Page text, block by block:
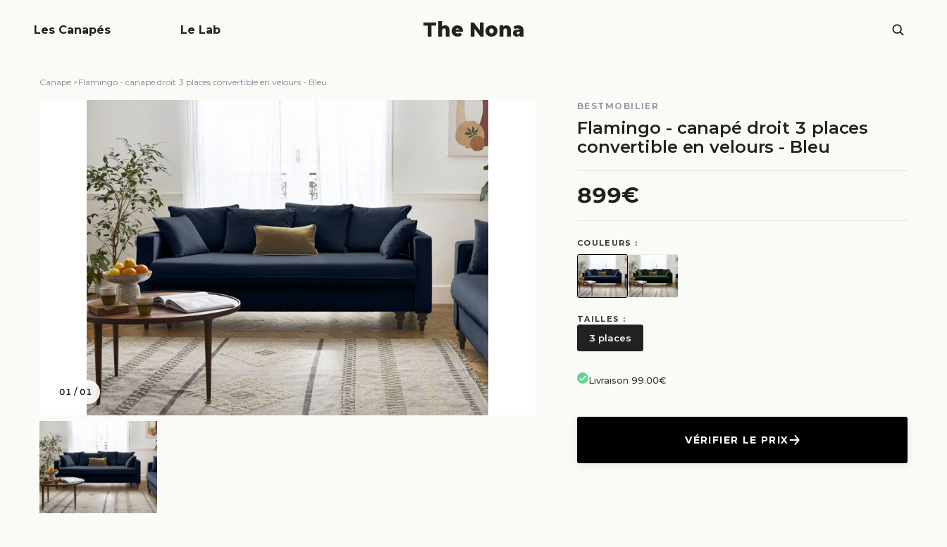
The Nona
Les Canapés Le Lab
Canapé >Flamingo - canapé droit 3 places convertible en velours - Bleu
01 /01
BESTMOBILIER
Flamingo - canapé droit 3 places
convertible en velours - Bleu
899€
COULEURS :
TAILLES :
3 places
Livraison 99.00€
VÉRIFIER LE PRIX